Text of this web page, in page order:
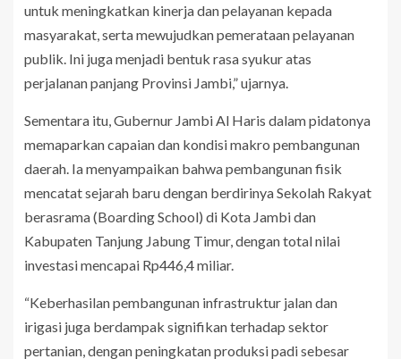
untuk meningkatkan kinerja dan pelayanan kepada
masyarakat, serta mewujudkan pemerataan pelayanan
publik. Ini juga menjadi bentuk rasa syukur atas
perjalanan panjang Provinsi Jambi,” ujarnya.
Sementara itu, Gubernur Jambi Al Haris dalam pidatonya
memaparkan capaian dan kondisi makro pembangunan
daerah. Ia menyampaikan bahwa pembangunan fisik
mencatat sejarah baru dengan berdirinya Sekolah Rakyat
berasrama (Boarding School) di Kota Jambi dan
Kabupaten Tanjung Jabung Timur, dengan total nilai
investasi mencapai Rp446,4 miliar.
“Keberhasilan pembangunan infrastruktur jalan dan
irigasi juga berdampak signifikan terhadap sektor
pertanian, dengan peningkatan produksi padi sebesar